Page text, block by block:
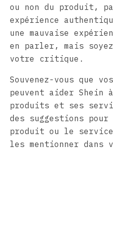
ou non du produit,
expérience
une mauvaise
en parler, mais
votre critique.
Souvenez-vous que
peuvent aider Shein
produits et ses
des suggestions
produit ou le
les mentionner dans